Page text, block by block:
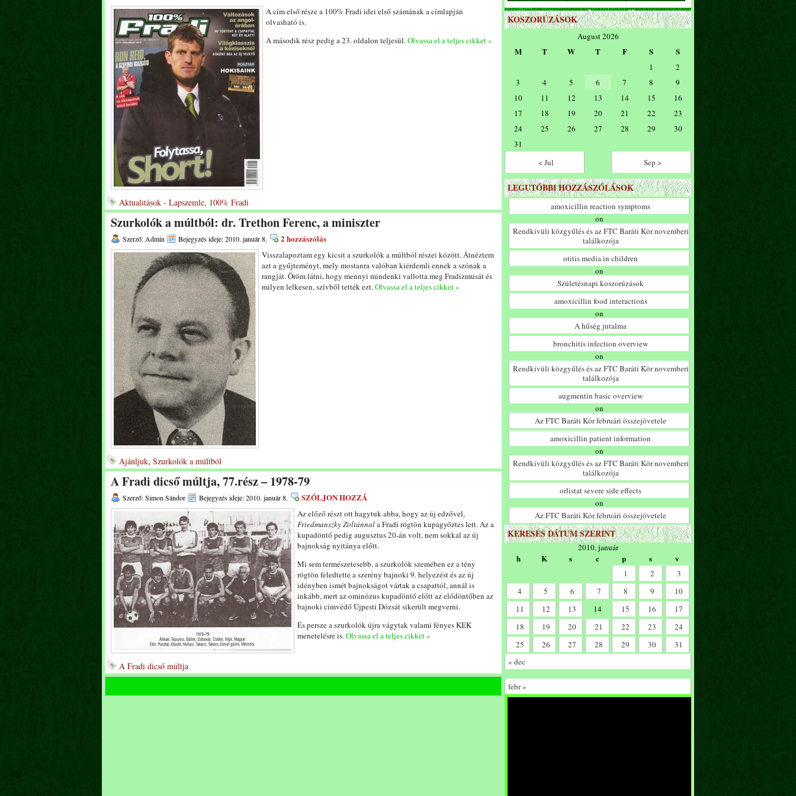
A cím első része a 100% Fradi idei első számának a címlapján
olvasható is.
A második rész pedig a 23. oldalon teljesül.Olvassa el a teljes cikket »
Aktualitások - Lapszemle, 100% Fradi
Szurkolók a múltból: dr. Trethon Ferenc, a miniszter
Szerző: Admin Bejegyzés ideje: 2010. január 8. 2 hozzászólás
Visszalapoztam egy kicsit a szurkolók a múltból részei között. Átnéztem
azt a gyűjteményt, mely mostanra valóban kiérdemli ennek a szónak a
rangját. Öröm látni, hogy mennyi mindenki vallotta meg Fradizmusát és
milyen lelkesen, szívből tették ezt.Olvassa el a teljes cikket »
Ajánljuk, Szurkolók a múltból
A Fradi dicső múltja, 77.rész – 1978-79
Szerző: Simon Sándor Bejegyzés ideje: 2010. január 8. SZÓLJON HOZZÁ
Az előző részt ott hagytuk abba, hogy az új edzővel,
Friedmanszky Zoltánnala Fradi rögtön kupagyőztes lett. Az a
kupadöntő pedig augusztus 20-án volt, nem sokkal az új
bajnokság nyitánya előtt.
Mi sem természetesebb, a szurkolók szemében ez a tény
rögtön feledtette a szerény bajnoki 9. helyezést és az új
idényben ismét bajnokságot vártak a csapattól, annál is
inkább, mert az ominózus kupadöntő előtt az elődöntőben az
bajnoki címvédő Újpesti Dózsát sikerült megverni.
És persze a szurkolók újra vágytak valami fényes KEK
menetelésre is.Olvassa el a teljes cikket »
A Fradi dicső múltja
KOSZORÚZÁSOK
August 2026
M T W T F S S
1
2
3
4 5 6 7 8
9
10
11 12 13 14 15
16
17
18 19 20 21 22
23
24
25 26 27 28 29
30
31
< Jul
Sep >
LEGUTÓBBI HOZZÁSZÓLÁSOK
amoxicillin reaction symptoms
on
Rendkívüli közgyűlés és az FTC Baráti Kör novemberi
találkozója
otitis media in children
on
Születésnapi koszorúzások
amoxicillin food interactions
on
A hűség jutalma
bronchitis infection overview
on
Rendkívüli közgyűlés és az FTC Baráti Kör novemberi
találkozója
augmentin basic overview
on
Az FTC Baráti Kör februári összejövetele
amoxicillin patient information
on
Rendkívüli közgyűlés és az FTC Baráti Kör novemberi
találkozója
orlistat severe side effects
on
Az FTC Baráti Kör februári összejövetele
KERESÉS DÁTUM SZERINT
2010. január
h K s c p s v
1 2
3
4
5 6 7 8 9
10
11
12 13 14 15 16
17
18
19 20 21 22 23
24
25
26 27 28 29 30
31
« dec
febr »